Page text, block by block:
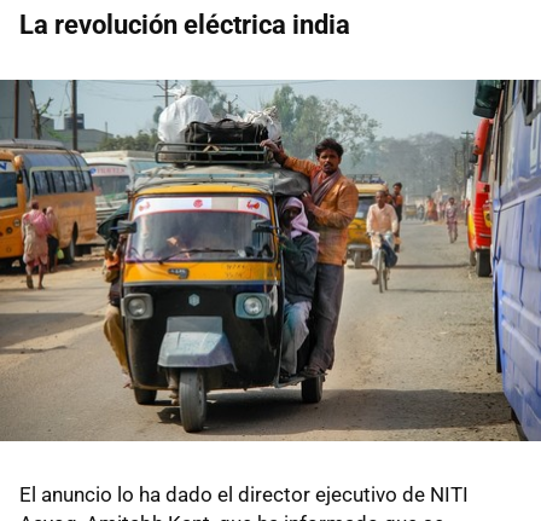
La revolución eléctrica india
El anuncio lo ha dado el director ejecutivo de NITI